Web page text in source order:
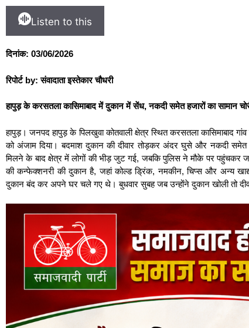
Listen to this
दिनांक: 03/06/2026
रिपोर्ट by: संवादाता इस्तेकार चौधरी
हापुड़ के करसतला कासिमाबाद में दुकान में सेंध, नकदी समेत हजारों का सामान
हापुड़। जनपद हापुड़ के पिलखुवा कोतवाली क्षेत्र स्थित करसतला कासिमाबाद
को अंजाम दिया। बदमाश दुकान की दीवार तोड़कर अंदर घुसे और नकदी समेत
मिलने के बाद क्षेत्र में लोगों की भीड़ जुट गई, जबकि पुलिस ने मौके पर पहुंचकर
की कन्फेक्शनरी की दुकान है, जहां कोल्ड ड्रिंक, नमकीन, चिप्स और अन्य
दुकान बंद कर अपने घर चले गए थे। बुधवार सुबह जब उन्होंने दुकान खोली तो